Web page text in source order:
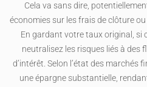
Cela va sans dire,
économies sur les frais de clôture
En gardant votre taux original, si
neutralisez les risques liés à
d’intérêt. Selon l’état des marchés
une épargne substantielle,